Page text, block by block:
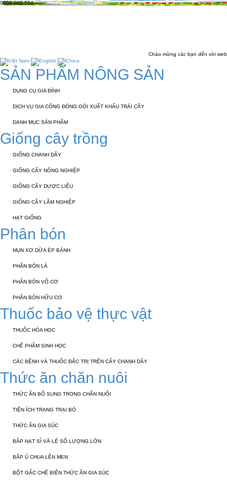
0908 005 554
Chào mừng các bạn đến với website của
SẢN PHẨM NÔNG SẢN
DỤNG CỤ GIA ĐÌNH
DỊCH VỤ GIA CÔNG ĐÓNG GÓI XUẤT KHẨU TRÁI CÂY
DANH MỤC SẢN PHẨM
Giống cây trồng
GIỐNG CHANH DÂY
GIỐNG CÂY NÔNG NGHIỆP
GIỐNG CÂY DƯỢC LIỆU
GIỐNG CÂY LÂM NGHIỆP
HẠT GIỐNG
Phân bón
MỤN XƠ DỪA ÉP BÁNH
PHÂN BÓN LÁ
PHÂN BÓN VÔ CƠ
PHÂN BÓN HỮU CƠ
Thuốc bảo vệ thực vật
THUỐC HÓA HỌC
CHẾ PHẨM SINH HỌC
CÁC BỆNH VÀ THUỐC ĐẶC TRỊ TRÊN CÂY CHANH DÂY
Thức ăn chăn nuôi
THỨC ĂN BỔ SUNG TRONG CHĂN NUÔI
TIỆN ÍCH TRANG TRẠI BÒ
THỨC ĂN GIA SÚC
BẮP HẠT SỈ VÀ LẺ SỐ LƯỢNG LỚN
BẮP Ủ CHUA LÊN MEN
BỘT GẤC CHẾ BIẾN THỨC ĂN GIA SÚC